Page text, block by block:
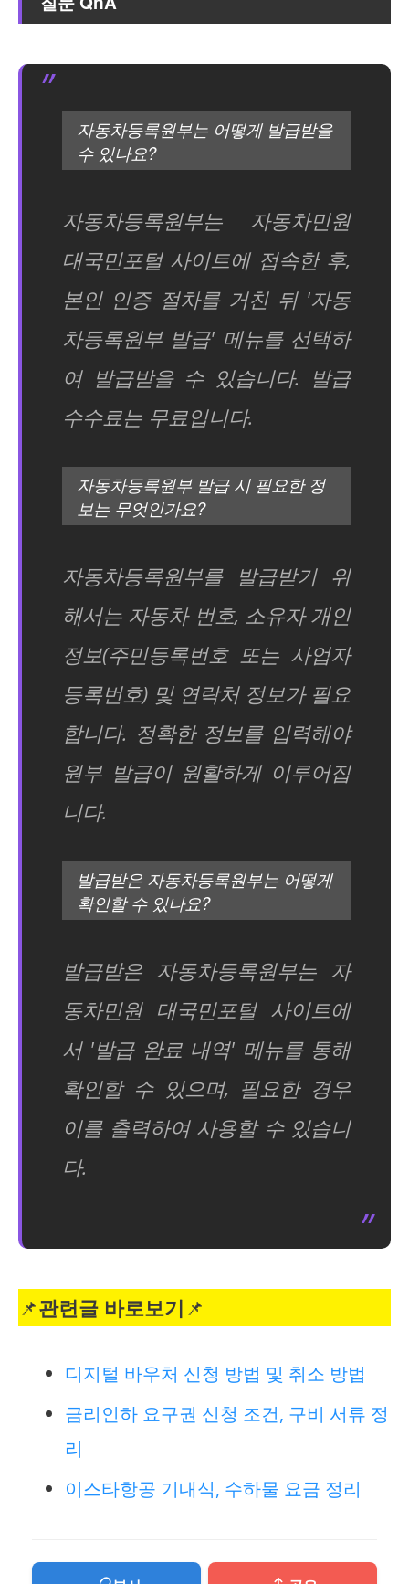
자동차등록원부는 어떻게 발급받을
수 있나요?
자동차등록원부는 자동차민원
대국민포털 사이트에 접속한 후,
본인 인증 절차를 거친 뒤 '자동
차등록원부 발급' 메뉴를 선택하
여 발급받을 수 있습니다. 발급
수수료는 무료입니다.
자동차등록원부 발급 시 필요한 정
보는 무엇인가요?
자동차등록원부를 발급받기 위
해서는 자동차 번호, 소유자 개인
정보(주민등록번호 또는 사업자
등록번호) 및 연락처 정보가 필요
합니다. 정확한 정보를 입력해야
원부 발급이 원활하게 이루어집
니다.
발급받은 자동차등록원부는 어떻게
확인할 수 있나요?
발급받은 자동차등록원부는 자
동차민원 대국민포털 사이트에
서 '발급 완료 내역' 메뉴를 통해
확인할 수 있으며, 필요한 경우
이를 출력하여 사용할 수 있습니
다.
📌관련글 바로보기 📌
디지털 바우처 신청 방법 및 취소 방법
금리인하 요구권 신청 조건, 구비 서류 정
리
이스타항공 기내식, 수하물 요금 정리